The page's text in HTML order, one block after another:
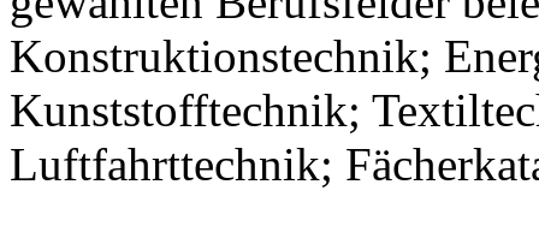
Konstruktionstechnik;
Kunststofftechnik;
Luftfahrttechnik;